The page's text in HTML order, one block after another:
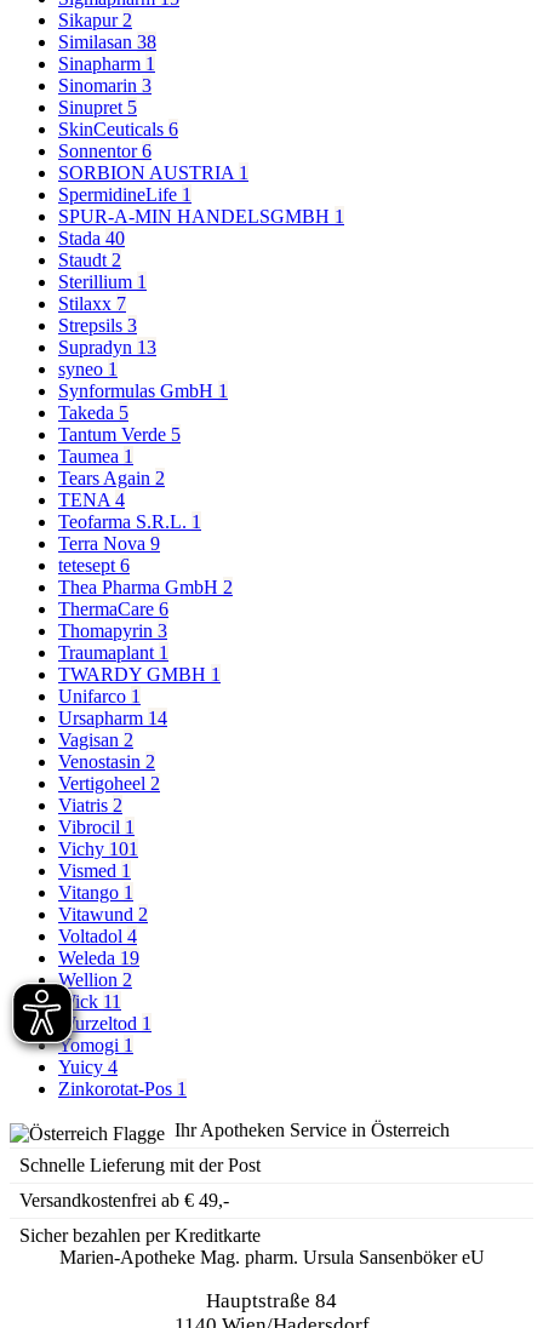
Sikapur2
Similasan 38
Sinapharm 1
Sinomarin 3
Sinupret 5
SkinCeuticals 6
Sonnentor6
SORBION AUSTRIA 1
SpermidineLife 1
SPUR-A-MIN HANDELSGMBH 1
Stada 40
Staudt2
Sterillium 1
Stilaxx 7
Strepsils 3
Supradyn 13
syneo 1
Synformulas GmbH 1
Takeda 5
Tantum Verde 5
Taumea 1
Tears Again 2
TENA4
Teofarma S.R.L. 1
Terra Nova 9
tetesept6
Thea Pharma GmbH 2
ThermaCare 6
Thomapyrin 3
Traumaplant 1
TWARDY GMBH 1
Unifarco 1
Ursapharm 14
Vagisan 2
Venostasin 2
Vertigoheel 2
Viatris 2
Vibrocil 1
Vichy 101
Vismed 1
Vitango 1
Vitawund 2
Voltadol 4
Weleda 19
Wellion 2
Wick 11
Wurzeltod 1
Yomogi 1
Yuicy 4
Zinkorotat-Pos 1
Ihr Apotheken Service in Österreich
Schnelle Lieferung mit der Post
Versandkostenfrei ab € 49,-
Sicher bezahlen per Kreditkarte
Marien-Apotheke Mag. pharm. Ursula Sansenböker eU
Hauptstraße 84